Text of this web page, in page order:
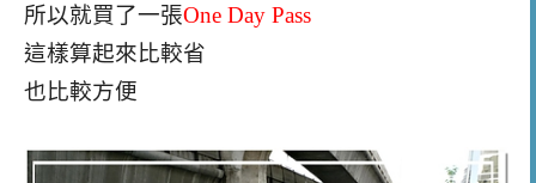
所以就買了一張One Day Pass
這樣算起來比較省
也比較方便